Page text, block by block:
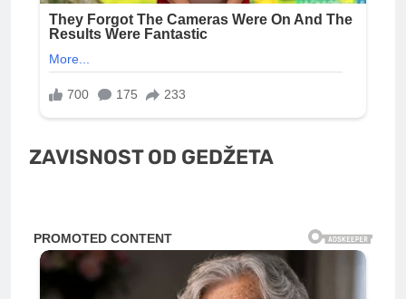
ZAVISNOST OD GEDŽETA